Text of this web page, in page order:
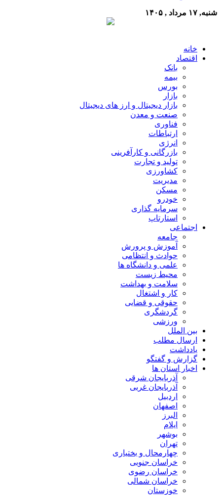
شنبه, ۱۷ مرداد , ۱۴۰۵
خانه
اقتصاد
بانک
بیمه
بورس
بازار
بازار دیجیتال و ارز های دیجیتال
صنعت و معدن
فناوری
ارتباطات
انرژی
بازرگانی و کارآفرینی
تولید و تجارت
کشاورزی
مدیریت
مسکن
خودرو
سرمایه گذاری
استارتاپ
اجتماعی
جامعه
آموزش و پرورش
حوادث و انتظامی
علمی و دانشگاه ها
محیط زیست
سلامت و بهداشت
کار و اشتغال
حقوقی و قضایی
گردشگری
ورزشی
بین الملل
ارسال مطلب
یادداشت
گزارش و گفتگو
اخبار استان ها
آذربایجان شرقی
آذربایجان غربی
اردبیل
اصفهان
البرز
ایلام
بوشهر
تهران
چهارمحال و بختیاری
خراسان جنوبی
خراسان رضوی
خراسان شمالی
خوزستان